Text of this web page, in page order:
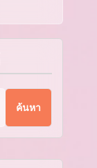
ค้นหา